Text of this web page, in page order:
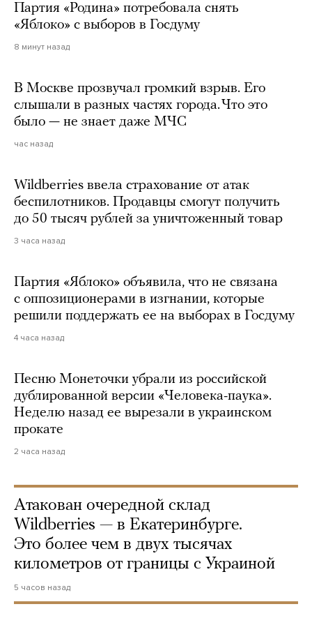
Партия «Родина» потребовала снять
«Яблоко» с выборов в Госдуму
8 минут назад
В Москве прозвучал громкий взрыв. Его
слышали в разных частях города. Что это
было — не знает даже МЧС
час назад
Wildberries ввела страхование от атак
беспилотников. Продавцы смогут получить
до 50 тысяч рублей за уничтоженный товар
3 часа назад
Партия «Яблоко» объявила, что не связана
с оппозиционерами в изгнании, которые
решили поддержать ее на выборах в Госдуму
4 часа назад
Песню Монеточки убрали из российской
дублированной версии «Человека-паука».
Неделю назад ее вырезали в украинском
прокате
2 часа назад
Атакован очередной склад
Wildberries — в Екатеринбурге.
Это более чем в двух тысячах
километров от границы с Украиной
5 часов назад